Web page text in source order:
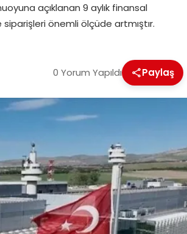
açıklanan 9 aylık finansal
siparişleri önemli ölçüde artmıştır.
0 Yorum Yapıldı Paylaş